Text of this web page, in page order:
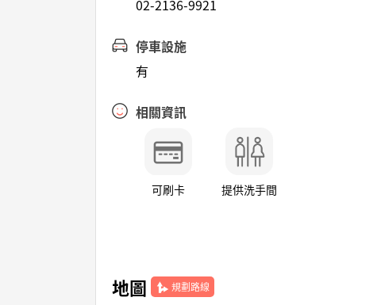
02-2136-9921
停車設施
有
相關資訊
可刷卡 提供洗手間
地圖 規劃路線